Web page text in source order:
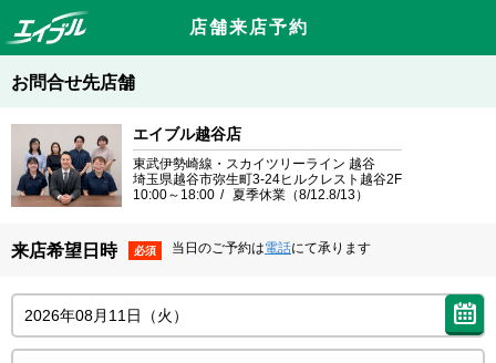
店舗来店予約
お問合せ先店舗
エイブル越谷店
東武伊勢崎線・スカイツリーライン 越谷
埼玉県越谷市弥生町3-24ヒルクレスト越谷2F
10:00～18:00
夏季休業（8/12.8/13）
来店希望日時 必須 当日のご予約は電話にて承ります